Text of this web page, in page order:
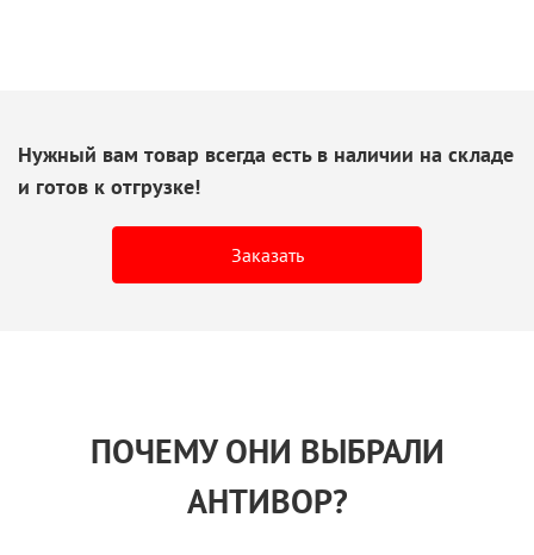
Нужный вам товар всегда есть в наличии на складе
и готов к отгрузке!
Заказать
ПОЧЕМУ ОНИ ВЫБРАЛИ
АНТИВОР?